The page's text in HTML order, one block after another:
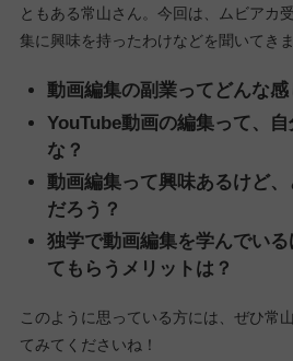
ともある常山さん。今回は、ムビアカ
集に興味を持ったわけなどを聞いてきま
動画編集の副業ってどんな感
YouTube動画の編集って、
な？
動画編集って興味あるけど
だろう？
独学で動画編集を学んでいる
てもらうメリットは？
このように思っている方には、ぜひ常
てみてくださいね！